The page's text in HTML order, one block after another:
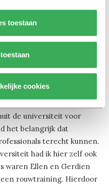
toestaan
cookies
Tilburg University. Ik
en verdriet te delen
ik wel behoefte aan.”
zijn vader besloot hij een
Fractie SAM tijdens de
de universiteit voor
het belangrijk dat
terecht kunnen.
had ik hier zelf ook
waren Ellen en Gerdien
rouwtraining. Hierdoor